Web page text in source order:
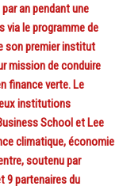
an pendant une
via le programme de
son premier institut
mission de conduire
finance verte. Le
institutions
School et Lee
climatique, économie
soutenu par
9 partenaires du